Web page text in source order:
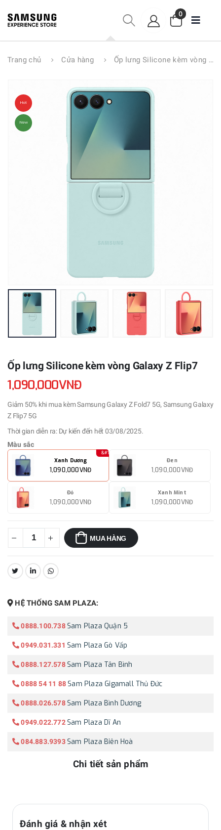
0
Trang chủ Cửa hàng Ốp lưng Silicone kèm vòng Galaxy Z Flip7
Hot
New
Ốp lưng Silicone kèm vòng Galaxy Z Flip7
1,090,000VNĐ
Giảm 50% khi mua kèm Samsung Galaxy Z Fold7 5G, Samsung Galaxy
Z Flip7 5G
Thời gian diễn ra: Dự kiến đến hết 03/08/2025.
Màu sắc
Xanh Dương
1,090,000VNĐ
Đen
1,090,000VNĐ
Đỏ
1,090,000VNĐ
Xanh Mint
1,090,000VNĐ
MUA HÀNG
CHIA SẺ:
HỆ THỐNG SAM PLAZA:
0888.100.738 Sam Plaza Quận 5
0949.031.331 Sam Plaza Gò Vấp
0888.127.578 Sam Plaza Tân Bình
0888 54 11 88 Sam Plaza Gigamall Thủ Đức
0888.026.578 Sam Plaza Bình Dương
0949.022.772 Sam Plaza Dĩ An
084.883.9393 Sam Plaza Biên Hoà
Chi tiết sản phẩm
Đánh giá & nhận xét